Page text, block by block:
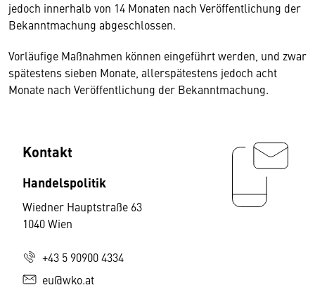
jedoch innerhalb von 14 Monaten nach Veröffentlichung der
Bekanntmachung abgeschlossen.
Vorläufige Maßnahmen können eingeführt werden, und zwar
spätestens sieben Monate, allerspätestens jedoch acht
Monate nach Veröffentlichung der Bekanntmachung.
Kontakt
Handelspolitik
Wiedner Hauptstraße 63
1040 Wien
+43 5 90900 4334
eu@wko.at